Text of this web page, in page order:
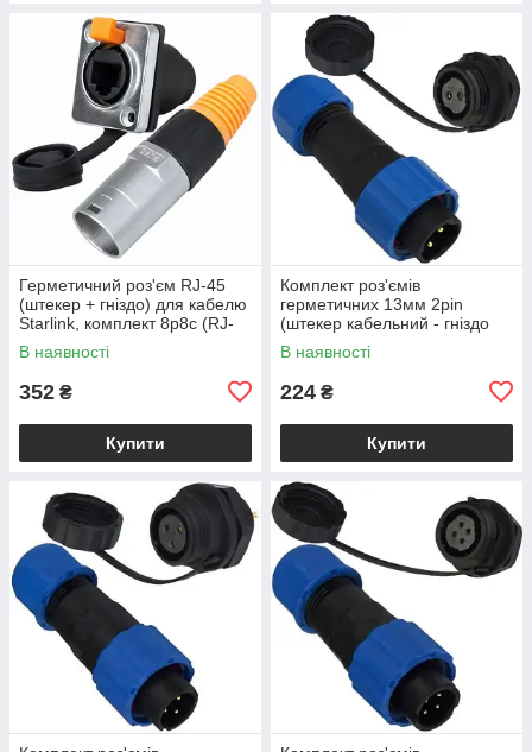
Герметичний роз'єм RJ-45
(штекер + гніздо) для кабелю
Starlink, комплект 8р8с (RJ-
45)
В наявності
352 ₴
Купити
Комплект роз'ємів
герметичних 13мм 2pin
(штекер кабельний - гніздо
монтажне)
В наявності
224 ₴
Купити